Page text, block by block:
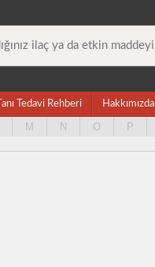
Tanı Tedavi Rehberi Hakkımızda
M N O P